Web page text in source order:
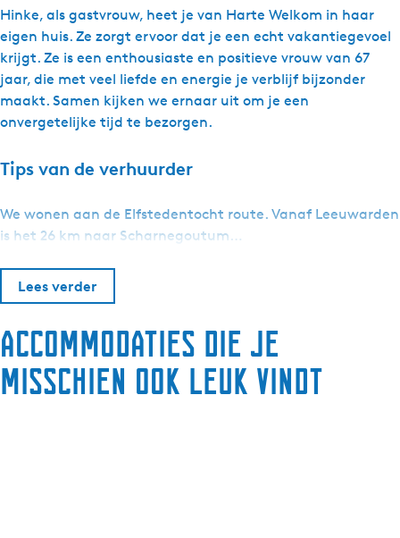
Hinke, als gastvrouw, heet je van Harte Welkom in haar
eigen huis. Ze zorgt ervoor dat je een echt vakantiegevoel
krijgt. Ze is een enthousiaste en positieve vrouw van 67
jaar, die met veel liefde en energie je verblijf bijzonder
maakt. Samen kijken we ernaar uit om je een
onvergetelijke tijd te bezorgen.
Tips van de verhuurder
We wonen aan de Elfstedentocht route. Vanaf Leeuwarden
is het 26 km naar Scharnegoutum…
Lees verder
Accommodaties die je
misschien ook leuk vindt